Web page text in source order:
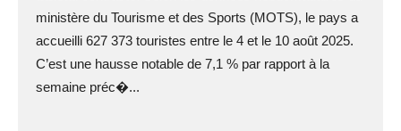
ministère du Tourisme et des Sports (MOTS), le pays a
accueilli 627 373 touristes entre le 4 et le 10 août 2025.
C’est une hausse notable de 7,1 % par rapport à la
semaine préc�...